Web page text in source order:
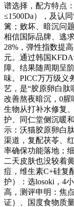
谱选择，配方特点
≤1500Da），及认
篱；败坏、暗沉问
相信国际品牌、逃
28%，弹性指数提
元。通过韩国
障。结果随周期呈
味。PICC万万级义
艺，是“胶原卵白肽
改善熬夜暗沉，0
生物从打补水修复
护、同仁堂侧沉暖
示：沃猫胶原卵白
渠道，复配茯苓、
率确保功能落地；
二天皮肤也没较着
痘，维生素C+硅复
护）：选losoki，4
高，测评申明：焦
证）、国度食物质